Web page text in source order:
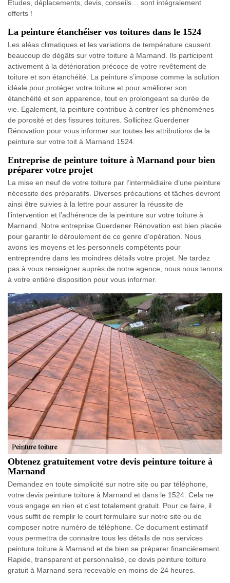
Etudes, déplacements, devis, conseils… sont intégralement
offerts !
La peinture étanchéiser vos toitures dans le 1524
Les aléas climatiques et les variations de température causent
beaucoup de dégâts sur votre toiture à Marnand. Ils participent
activement à la détérioration précoce de votre revêtement de
toiture et son étanchéité. La peinture s’impose comme la solution
idéale pour protéger votre toiture et pour améliorer son
étanchéité et son apparence, tout en prolongeant sa durée de
vie. Egalement, la peinture contribue à contrer les phénomènes
de porosité et des fissures toitures. Sollicitez Guerdener
Rénovation pour vous informer sur toutes les attributions de la
peinture sur votre toit à Marnand 1524.
Entreprise de peinture toiture à Marnand pour bien
préparer votre projet
La mise en neuf de votre toiture par l’intermédiaire d’une peinture
nécessite des préparatifs. Diverses précautions et tâches devront
ainsi être suivies à la lettre pour assurer la réussite de
l’intervention et l’adhérence de la peinture sur votre toiture à
Marnand. Notre entreprise Guerdener Rénovation est bien placée
pour garantir le déroulement de ce genre d’opération. Nous
avons les moyens et les personnels compétents pour
entreprendre dans les moindres détails votre projet. Ne tardez
pas à vous renseigner auprès de notre agence, nous nous tenons
à votre entière disposition pour vous informer.
Obtenez gratuitement votre devis peinture toiture à
Marnand
Demandez en toute simplicité sur notre site ou par téléphone,
votre devis peinture toiture à Marnand et dans le 1524. Cela ne
vous engage en rien et c’est totalement gratuit. Pour ce faire, il
vous suffit de remplir le court formulaire sur notre site ou de
composer notre numéro de téléphone. Ce document estimatif
vous permettra de connaitre tous les détails de nos services
peinture toiture à Marnand et de bien se préparer financièrement.
Rapide, transparent et personnalisé, ce devis peinture toiture
gratuit à Marnand sera recevable en moins de 24 heures.